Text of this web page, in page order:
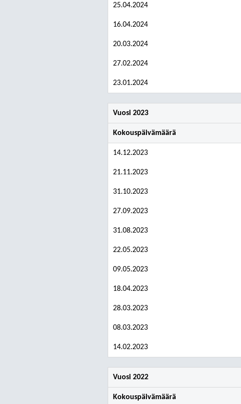
25.04.2024
16.04.2024
20.03.2024
27.02.2024
23.01.2024
Vuosi 2023
Kokouspäivämäärä
14.12.2023
21.11.2023
31.10.2023
27.09.2023
31.08.2023
22.05.2023
09.05.2023
18.04.2023
28.03.2023
08.03.2023
14.02.2023
Vuosi 2022
Kokouspäivämäärä